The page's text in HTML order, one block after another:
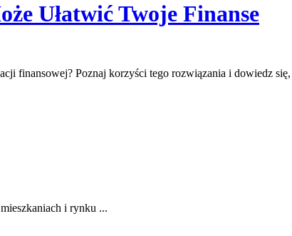
Ułatwić Twoje Finanse
finansowej? Poznaj korzyści tego rozwiązania i dowiedz
i rynku ...